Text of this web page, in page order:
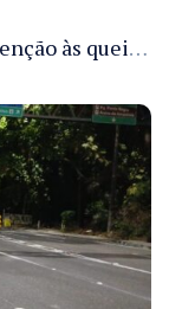
Manaus lança campanha de prevenção às queimadas no verão amazônico com comitê integrado